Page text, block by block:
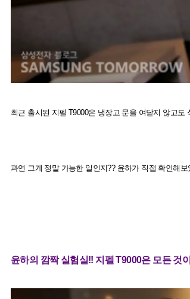
최근 출시된 지펠 T9000은 냉장고 문을 여닫지 않고
과연 그게 정말 가능한 일인지?? 윤하가 직접 확인해보
윤하의 깜짝 실험실!! 지펠 T9000은 모든 것